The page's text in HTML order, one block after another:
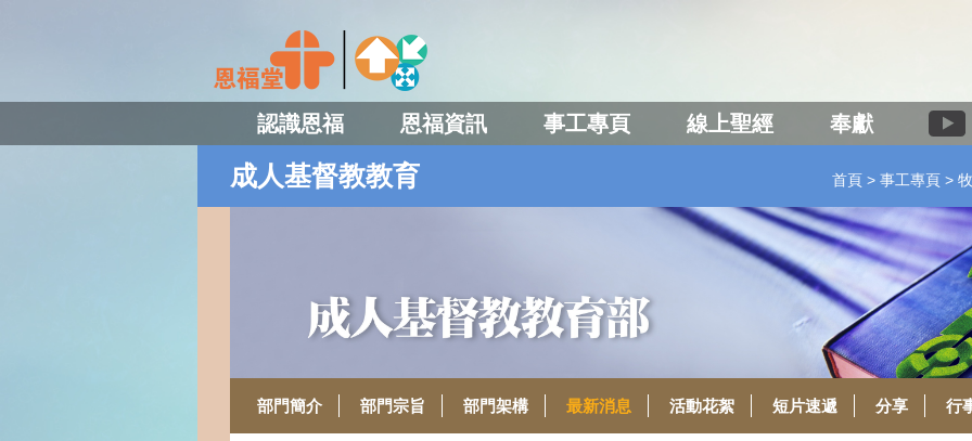
認識恩福 恩福資訊 事工專頁 線上聖經 奉獻
成人基督教教育 首頁 事工專頁
部門簡介 部門宗旨 部門架構 最新消息 活動花絮 短片速遞 分享 行